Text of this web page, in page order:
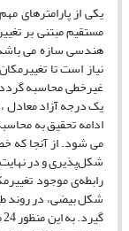
یکی از پارامترهای
مستقیم مبتنی بر
هندسی سازه می
نیاز است تا
غیرخطی محاسبه
یک درجه آزاد معادل
ادامه تحقیق به
می شود. از آنجا که
شکل‌پذیری و در
رابطه‌ی موجود
شکل بیضی، در روند